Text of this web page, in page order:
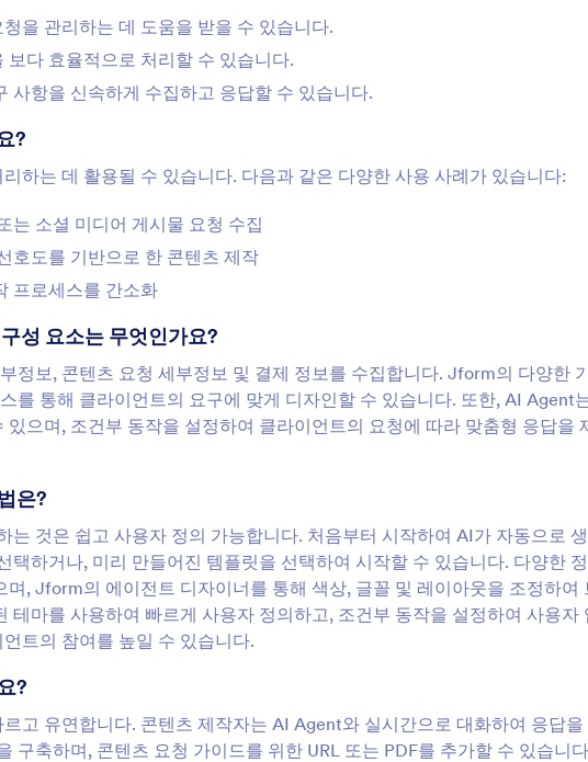
을 관리하는 데 도움을 받을 수 있습니다.
다 효율적으로 처리할 수 있습니다.
사항을 신속하게 수집하고 응답할 수 있습니다.
?
하는 데 활용될 수 있습니다. 다음과 같은 다양한 사용 사례가 있습니다:
는 소셜 미디어 게시물 요청 수집
호도를 기반으로 한 콘텐츠 제작
프로세스를 간소화
성 요소는 무엇인가요?
정보, 콘텐츠 요청 세부정보 및 결제 정보를 수집합니다. Jform의 다양한
를 통해 클라이언트의 요구에 맞게 디자인할 수 있습니다. 또한, AI Agent
으며, 조건부 동작을 설정하여 클라이언트의 요청에 따라 맞춤형 응답을
은?
것은 쉽고 사용자 정의 가능합니다. 처음부터 시작하여 AI가 자동으로
택하거나, 미리 만들어진 템플릿을 선택하여 시작할 수 있습니다. 다양한
, Jform의 에이전트 디자이너를 통해 색상, 글꼴 및 레이아웃을 조정하여
테마를 사용하여 빠르게 사용자 정의하고, 조건부 동작을 설정하여 사용자
트의 참여를 높일 수 있습니다.
?
고 유연합니다. 콘텐츠 제작자는 AI Agent와 실시간으로 대화하여 응답을
구축하며, 콘텐츠 요청 가이드를 위한 URL 또는 PDF를 추가할 수 있습니